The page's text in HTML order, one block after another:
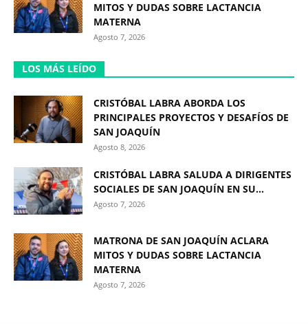
MITOS Y DUDAS SOBRE LACTANCIA
MATERNA
Agosto 7, 2026
LOS MÁS LEÍDO
CRISTÓBAL LABRA ABORDA LOS
PRINCIPALES PROYECTOS Y DESAFÍOS DE
SAN JOAQUÍN
Agosto 8, 2026
CRISTÓBAL LABRA SALUDA A DIRIGENTES
SOCIALES DE SAN JOAQUÍN EN SU...
Agosto 7, 2026
MATRONA DE SAN JOAQUÍN ACLARA
MITOS Y DUDAS SOBRE LACTANCIA
MATERNA
Agosto 7, 2026